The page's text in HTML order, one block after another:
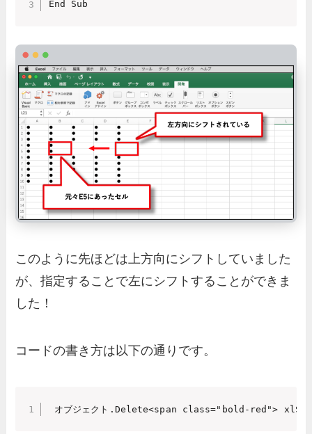
このように先ほどは上方向にシフトしていました
が、指定することで左にシフトすることができま
した！
コードの書き方は以下の通りです。
オブジェクト.Delete<span class="bold-red">